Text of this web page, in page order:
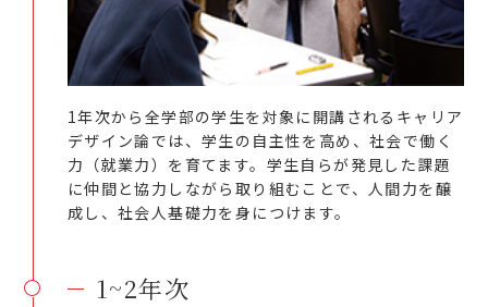
1年次から全学部の学生を対象に開講されるキャリア
デザイン論では、学生の自主性を高め、社会で働く
力（就業力）を育てます。学生自らが発見した課題
に仲間と協力しながら取り組むことで、人間力を醸
成し、社会人基礎力を身につけます。
1~2年次